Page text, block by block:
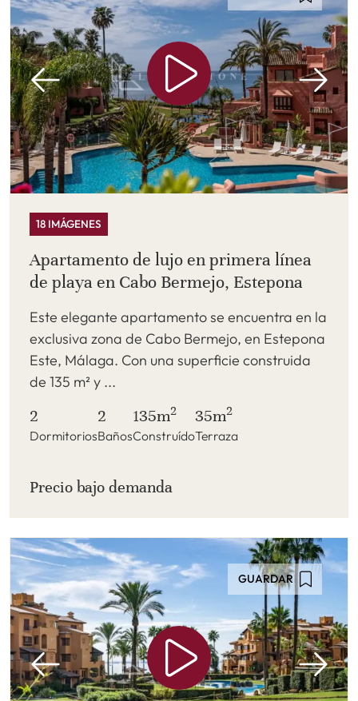
18 IMÁGENES
Apartamento de lujo en primera línea
de playa en Cabo Bermejo, Estepona
Este elegante apartamento se encuentra en la
exclusiva zona de Cabo Bermejo, en Estepona
Este, Málaga. Con una superficie construida
de 135 m² y ...
2
Dormitorios
2
Baños
135m2
Construído
35m2
Terraza
Precio bajo demanda
GUARDAR